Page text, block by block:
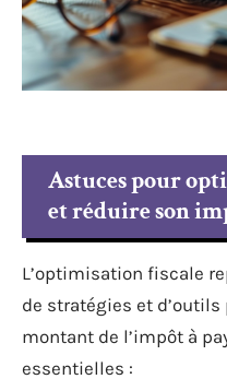
Astuces pour
et réduire son
L’optimisation fiscale
de stratégies et
montant de l’impôt à
essentielles :